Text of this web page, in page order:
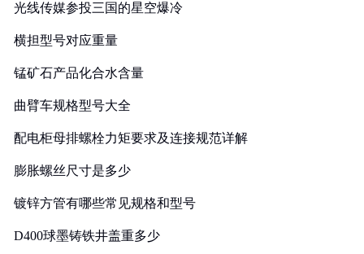
光线传媒参投三国的星空爆冷
横担型号对应重量
锰矿石产品化合水含量
曲臂车规格型号大全
配电柜母排螺栓力矩要求及连接规范详解
膨胀螺丝尺寸是多少
镀锌方管有哪些常见规格和型号
D400球墨铸铁井盖重多少